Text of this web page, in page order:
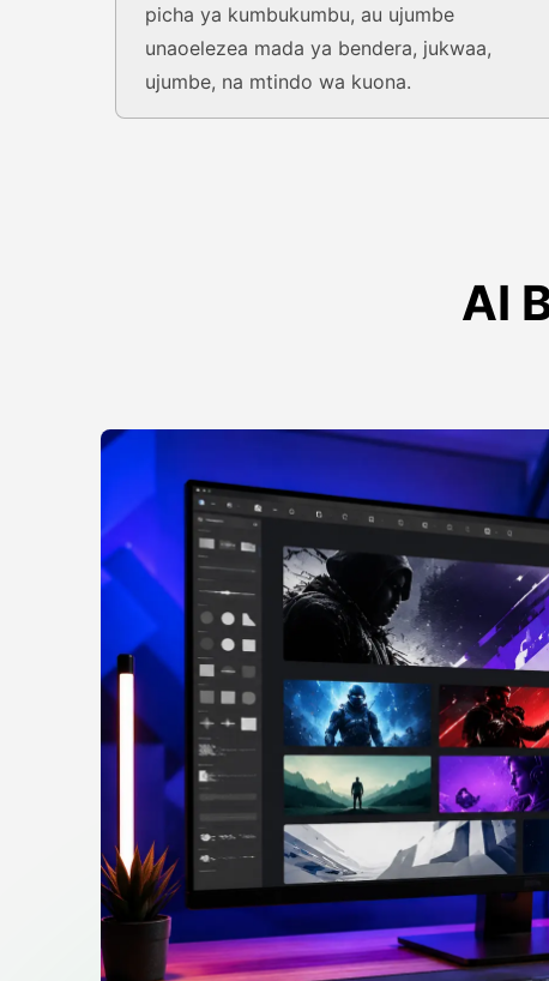
picha ya kumbukumbu, au ujumbe
unaoelezea mada ya bendera, jukwaa,
ujumbe, na mtindo wa kuona.
AI